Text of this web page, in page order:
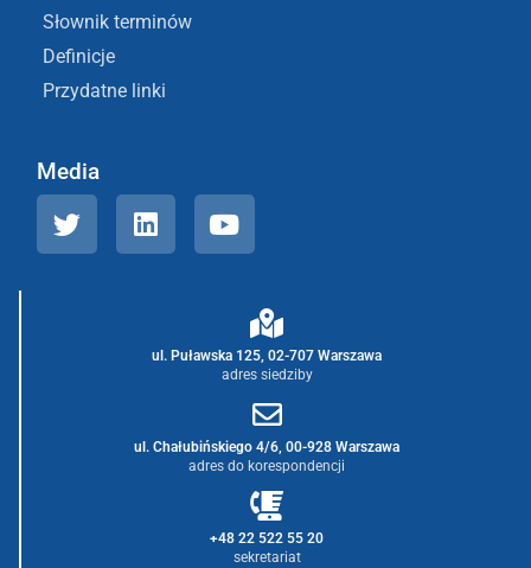
Słownik terminów
Definicje
Przydatne linki
Media
ul. Puławska 125, 02-707 Warszawa
adres siedziby
ul. Chałubińskiego 4/6, 00-928 Warszawa
adres do korespondencji
+48 22 522 55 20
sekretariat